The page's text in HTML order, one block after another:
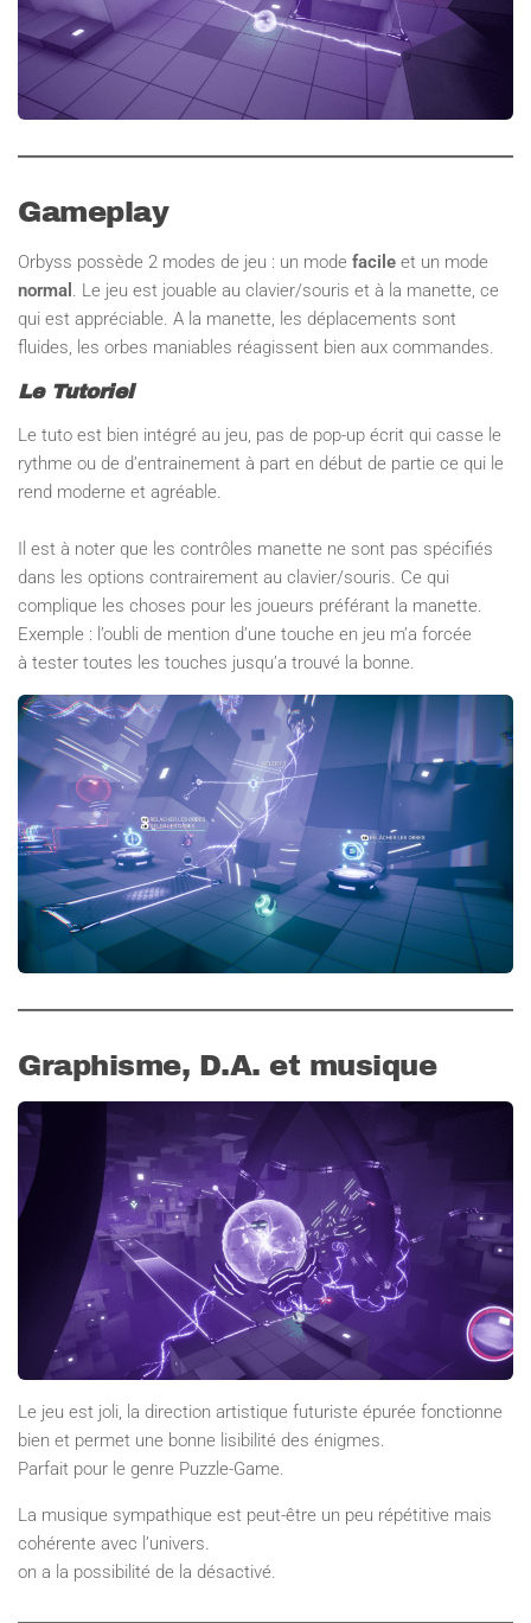
Gameplay
Orbyss possède 2 modes de jeu : un mode facile et un mode
normal . Le jeu est jouable au clavier/souris et à la manette, ce
qui est appréciable. A la manette, les déplacements sont
fluides, les orbes maniables réagissent bien aux commandes.
Le Tutoriel
Le tuto est bien intégré au jeu, pas de pop-up écrit qui casse le
rythme ou de d’entrainement à part en début de partie ce qui le
rend moderne et agréable.
Il est à noter que les contrôles manette ne sont pas spécifiés
dans les options contrairement au clavier/souris. Ce qui
complique les choses pour les joueurs préférant la manette.
Exemple : l’oubli de mention d’une touche en jeu m’a forcée
à tester toutes les touches jusqu’a trouvé la bonne.
Graphisme, D.A. et musique
Le jeu est joli, la direction artistique futuriste épurée fonctionne
bien et permet une bonne lisibilité des énigmes.
Parfait pour le genre Puzzle-Game.
La musique sympathique est peut-être un peu répétitive mais
cohérente avec l’univers.
on a la possibilité de la désactivé.